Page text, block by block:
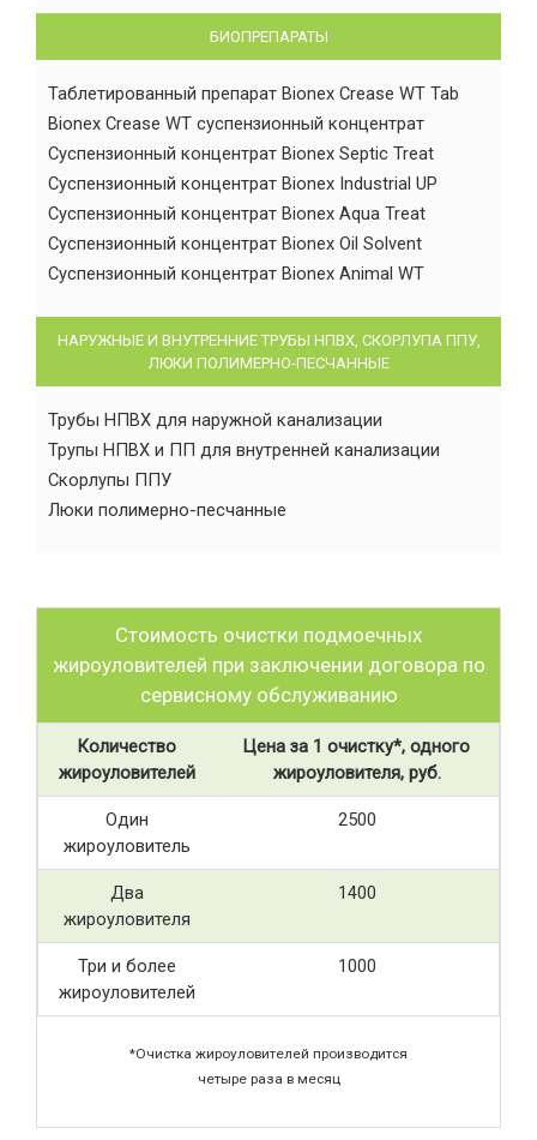
БИОПРЕПАРАТЫ
Таблетированный препарат Bionex Crease WT Tab
Bionex Crease WT суспензионный концентрат
Суспензионный концентрат Bionex Septic Treat
Суспензионный концентрат Bionex Industrial UP
Суспензионный концентрат Bionex Aqua Treat
Суспензионный концентрат Bionex Oil Solvent
Суспензионный концентрат Bionex Animal WT
НАРУЖНЫЕ И ВНУТРЕННИЕ ТРУБЫ НПВХ, СКОРЛУПА ППУ,
ЛЮКИ ПОЛИМЕРНО-ПЕСЧАННЫЕ
Трубы НПВХ для наружной канализации
Трупы НПВХ и ПП для внутренней канализации
Скорлупы ППУ
Люки полимерно-песчанные
Стоимость очистки подмоечных
жироуловителей при заключении договора по
сервисному обслуживанию
Количество
жироуловителей
Цена за 1 очистку*, одного
жироуловителя, руб.
Один
жироуловитель
2500
Два
жироуловителя
1400
Три и более
жироуловителей
1000
*Очистка жироуловителей производится
четыре раза в месяц